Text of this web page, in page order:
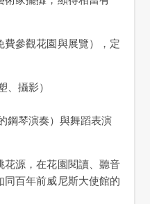
費參觀花園與展覽），定
攝影）
鋼琴演奏）與舞蹈表演
源，在花園閱讀、聽音
百年前威尼斯大使館的